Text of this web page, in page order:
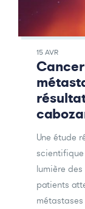
15 AVR
Une étude
scientifique
lumière
patients